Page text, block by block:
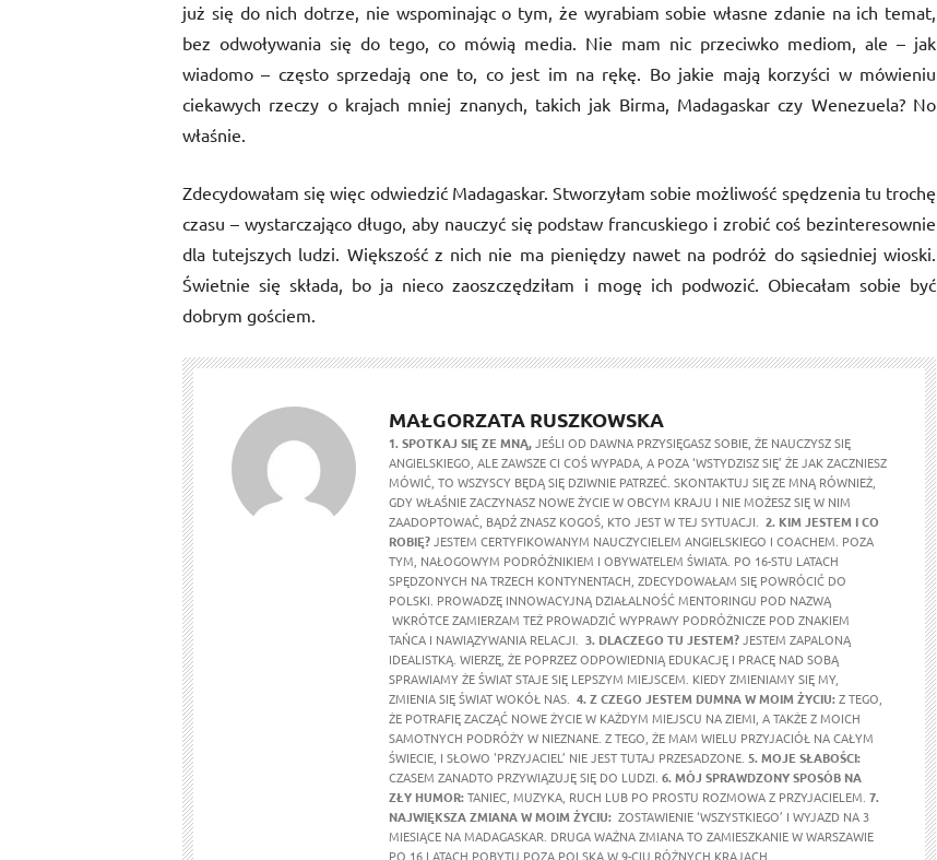
już się do nich dotrze, nie wspominając o tym, że wyrabiam sobie własne zdanie na ich temat,
bez odwoływania się do tego, co mówią media. Nie mam nic przeciwko mediom, ale – jak
wiadomo – często sprzedają one to, co jest im na rękę. Bo jakie mają korzyści w mówieniu
ciekawych rzeczy o krajach mniej znanych, takich jak Birma, Madagaskar czy Wenezuela? No
właśnie.
Zdecydowałam się więc odwiedzić Madagaskar. Stworzyłam sobie możliwość spędzenia tu trochę
czasu – wystarczająco długo, aby nauczyć się podstaw francuskiego i zrobić coś bezinteresownie
dla tutejszych ludzi. Większość z nich nie ma pieniędzy nawet na podróż do sąsiedniej wioski.
Świetnie się składa, bo ja nieco zaoszczędziłam i mogę ich podwozić. Obiecałam sobie być
dobrym gościem.
MAŁGORZATA RUSZKOWSKA
1. SPOTKAJ SIĘ ZE MNĄ,JEŚLI OD DAWNA PRZYSIĘGASZ SOBIE, ŻE NAUCZYSZ SIĘ
ANGIELSKIEGO, ALE ZAWSZE CI COŚ WYPADA, A POZA ‘WSTYDZISZ SIĘ’ ŻE JAK ZACZNIESZ
MÓWIĆ, TO WSZYSCY BĘDĄ SIĘ DZIWNIE PATRZEĆ. SKONTAKTUJ SIĘ ZE MNĄ RÓWNIEŻ,
GDY WŁAŚNIE ZACZYNASZ NOWE ŻYCIE W OBCYM KRAJU I NIE MOŻESZ SIĘ W NIM
ZAADOPTOWAĆ, BĄDŹ ZNASZ KOGOŚ, KTO JEST W TEJ SYTUACJI. 2. KIM JESTEM I CO
ROBIĘ?JESTEM CERTYFIKOWANYM NAUCZYCIELEM ANGIELSKIEGO I COACHEM. POZA
TYM, NAŁOGOWYM PODRÓŻNIKIEM I OBYWATELEM ŚWIATA. PO 16-STU LATACH
SPĘDZONYCH NA TRZECH KONTYNENTACH, ZDECYDOWAŁAM SIĘ POWRÓCIĆ DO
POLSKI. PROWADZĘ INNOWACYJNĄ DZIAŁALNOŚĆ MENTORINGU POD NAZWĄ
WKRÓTCE ZAMIERZAM TEŻ PROWADZIĆ WYPRAWY PODRÓŻNICZE POD ZNAKIEM
TAŃCA I NAWIĄZYWANIA RELACJI. 3. DLACZEGO TU JESTEM?JESTEM ZAPALONĄ
IDEALISTKĄ. WIERZĘ, ŻE POPRZEZ ODPOWIEDNIĄ EDUKACJĘ I PRACĘ NAD SOBĄ
SPRAWIAMY ŻE ŚWIAT STAJE SIĘ LEPSZYM MIEJSCEM. KIEDY ZMIENIAMY SIĘ MY,
ZMIENIA SIĘ ŚWIAT WOKÓŁ NAS. 4. Z CZEGO JESTEM DUMNA W MOIM ŻYCIU:Z TEGO,
ŻE POTRAFIĘ ZACZĄĆ NOWE ŻYCIE W KAŻDYM MIEJSCU NA ZIEMI, A TAKŻE Z MOICH
SAMOTNYCH PODRÓŻY W NIEZNANE. Z TEGO, ŻE MAM WIELU PRZYJACIÓŁ NA CAŁYM
ŚWIECIE, I SŁOWO 'PRZYJACIEL’ NIE JEST TUTAJ PRZESADZONE. 5. MOJE SŁABOŚCI:
CZASEM ZANADTO PRZYWIĄZUJĘ SIĘ DO LUDZI. 6. MÓJ SPRAWDZONY SPOSÓB NA
ZŁY HUMOR:TANIEC, MUZYKA, RUCH LUB PO PROSTU ROZMOWA Z PRZYJACIELEM. 7.
NAJWIĘKSZA ZMIANA W MOIM ŻYCIU: ZOSTAWIENIE ‘WSZYSTKIEGO’ I WYJAZD NA 3
MIESIĄCE NA MADAGASKAR. DRUGA WAŻNA ZMIANA TO ZAMIESZKANIE W WARSZAWIE
PO 16 LATACH POBYTU POZA POLSKĄ W 9-CIU RÓŻNYCH KRAJACH.